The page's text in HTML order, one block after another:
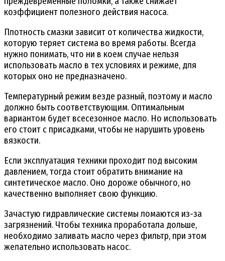
коэффициент полезного действия насоса.
Плотность смазки зависит от количества жидкости,
которую теряет система во время работы. Всегда
нужно понимать, что ни в коем случае нельзя
использовать масло в тех условиях и режиме, для
которых оно не предназначено.
Температурный режим везде разный, поэтому и масло
должно быть соответствующим. Оптимальным
вариантом будет всесезонное масло. Но использовать
его стоит с присадками, чтобы не нарушить уровень
вязкости.
Если эксплуатация техники проходит под высоким
давлением, тогда стоит обратить внимание на
синтетическое масло. Оно дороже обычного, но
качественно выполняет свою функцию.
Зачастую гидравлические системы ломаются из-за
загрязнений. Чтобы техника проработала дольше,
необходимо заливать масло через фильтр, при этом
желательно использовать насос.